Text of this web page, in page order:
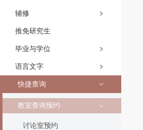
辅修
推免研究生
毕业与学位
语言文字
快捷查询
教室查询预约
讨论室预约